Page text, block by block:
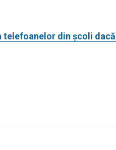
telefoanelor din școli